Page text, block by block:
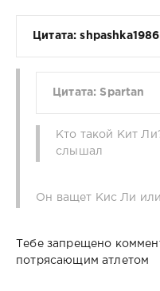
Цитата: shpashka1986
Цитата: Spartan
Кто такой Кит
слышал
Он ващет Кис Ли
Тебе запрещено
потрясающим атлетом